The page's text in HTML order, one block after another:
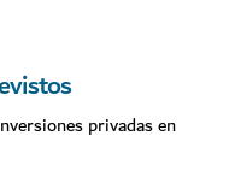
privadas en